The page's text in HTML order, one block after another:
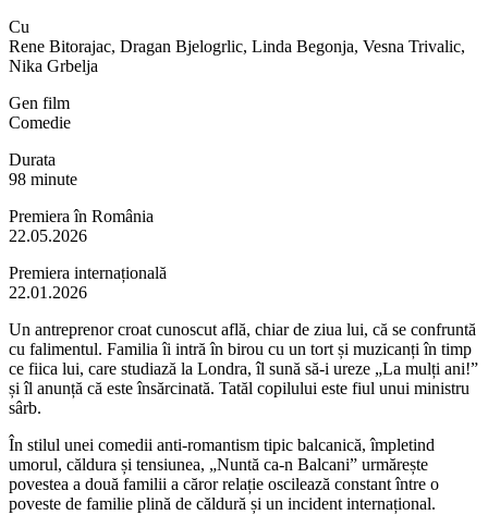
Cu
Rene Bitorajac, Dragan Bjelogrlic, Linda Begonja, Vesna Trivalic,
Nika Grbelja
Gen film
Comedie
Durata
98 minute
Premiera în România
22.05.2026
Premiera internațională
22.01.2026
Un antreprenor croat cunoscut află, chiar de ziua lui, că se confruntă
cu falimentul. Familia îi intră în birou cu un tort și muzicanți în timp
ce fiica lui, care studiază la Londra, îl sună să-i ureze „La mulți ani!”
și îl anunță că este însărcinată. Tatăl copilului este fiul unui ministru
sârb.
În stilul unei comedii anti-romantism tipic balcanică, împletind
umorul, căldura și tensiunea, „Nuntă ca-n Balcani” urmărește
povestea a două familii a căror relație oscilează constant între o
poveste de familie plină de căldură și un incident internațional.